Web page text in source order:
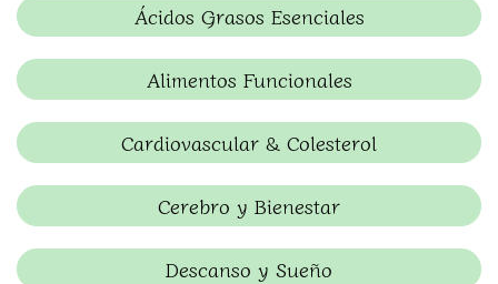
Ácidos Grasos Esenciales
Alimentos Funcionales
Cardiovascular & Colesterol
Cerebro y Bienestar
Descanso y Sueño